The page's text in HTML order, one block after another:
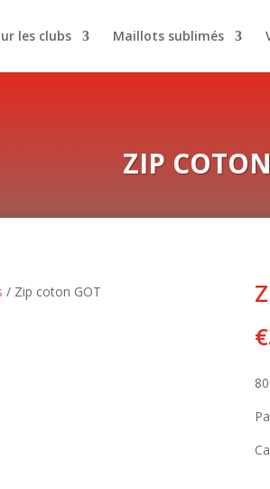
les clubs Maillots sublimés
ZIP
/ Zip coton GOT
€